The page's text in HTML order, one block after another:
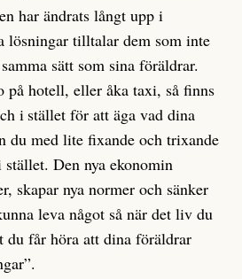
har ändrats långt upp i
lösningar tilltalar dem som inte
sätt som sina föräldrar.
på hotell, eller åka taxi, så finns
i stället för att äga vad dina
du med lite fixande och trixande
Den nya ekonomin
skapar nya normer och sänker
leva något så när det liv du
du får höra att dina föräldrar